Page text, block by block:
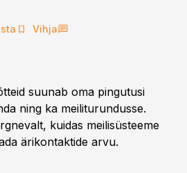
Vihja
suunab oma pingutusi
ning ka meiliturundusse.
kuidas meilisüsteeme
ärikontaktide arvu.